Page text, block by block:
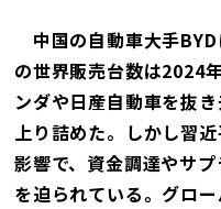
中国の自動車大手
の世界販売台数は2024
ンダや日産自動車を抜
上り詰めた。しかし習
影響で、資金調達やサ
を迫られている。グロ